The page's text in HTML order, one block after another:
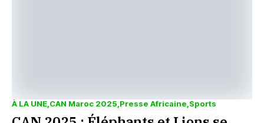
À LA UNE CAN Maroc 2025 Presse Africaine Sports